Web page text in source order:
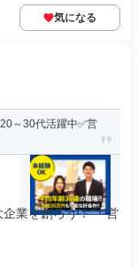
気になる
～30代活躍中✅営
業を創ろう！ ・営